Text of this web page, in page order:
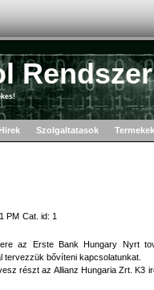
Hirek Szolgaltatasok Termekek
PM Cat. id: 1
az Erste Bank Hungary Nyrt
tervezzük bővíteni kapcsolatunkat.
részt az Allianz Hungaria Zrt. K3